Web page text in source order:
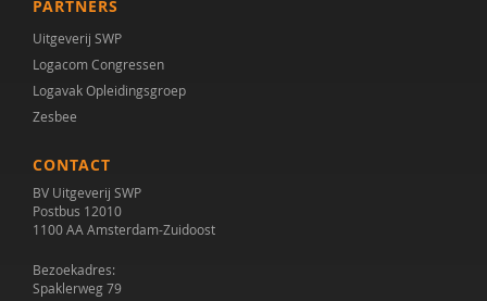
PARTNERS
Uitgeverij SWP
Logacom Congressen
Logavak Opleidingsgroep
Zesbee
CONTACT
BV Uitgeverij SWP
Postbus 12010
1100 AA Amsterdam-Zuidoost
Bezoekadres:
Spaklerweg 79